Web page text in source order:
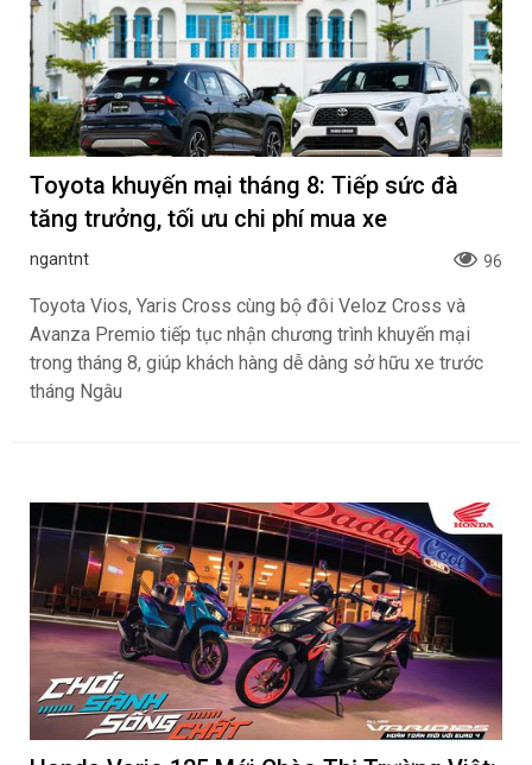
Toyota khuyến mại tháng 8: Tiếp sức đà
tăng trưởng, tối ưu chi phí mua xe
ngantnt 96
Toyota Vios, Yaris Cross cùng bộ đôi Veloz Cross và
Avanza Premio tiếp tục nhận chương trình khuyến mại
trong tháng 8, giúp khách hàng dễ dàng sở hữu xe trước
tháng Ngâu